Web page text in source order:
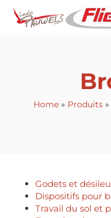
Home» Produits»
Godets et
Dispositifs pour
Travail du sol et